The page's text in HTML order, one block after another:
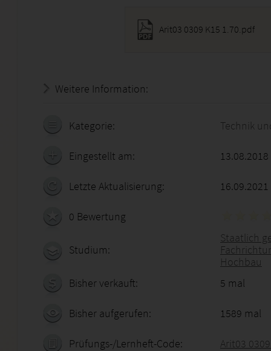
Arit03 0309 K15 1.70.pdf
Weitere Information:
Kategorie: Technik
Eingestellt am:
Letzte Aktualisierung: 16.09.2021
0 Bewertung
Studium:
Staatlich
Hochbau
Bisher verkauft:
5 mal
Bisher aufgerufen: 1589 mal
Prüfungs-/Lernheft-Code: Arit03